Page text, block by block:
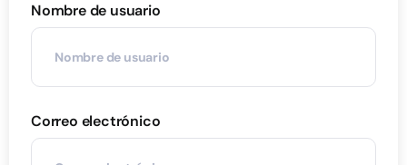
Nombre de usuario
Correo electrónico